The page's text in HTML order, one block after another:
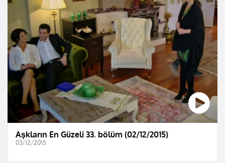
Aşkların En Güzeli 33. bölüm (02/12/2015)
03/12/2015